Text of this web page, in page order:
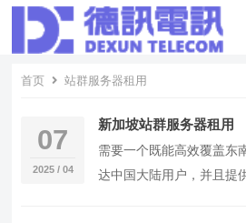
首页 站群服务器租用
07
2025 / 04
新加坡站群服务器租用
需要一个既能高效覆盖东
达中国大陆用户，并且提